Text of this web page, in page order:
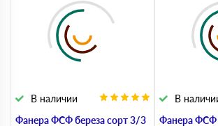
Фанера ФСФ береза сорт 3/3
В наличии
Фанера ФСФ
В